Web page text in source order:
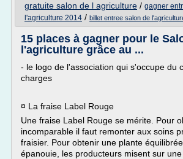
gratuite salon de l agriculture / gagner
l'agriculture 2014 / billet entree salon de
15 places à gagner pour le
l'agriculture grâce au ...
- le logo de l'association qui s'occupe du
charges
¤ La fraise Label Rouge
Une fraise Label Rouge se mérite. Pour
incomparable il faut remonter aux soins
fraisier. Pour obtenir une plante
épanouie, les producteurs misent sur